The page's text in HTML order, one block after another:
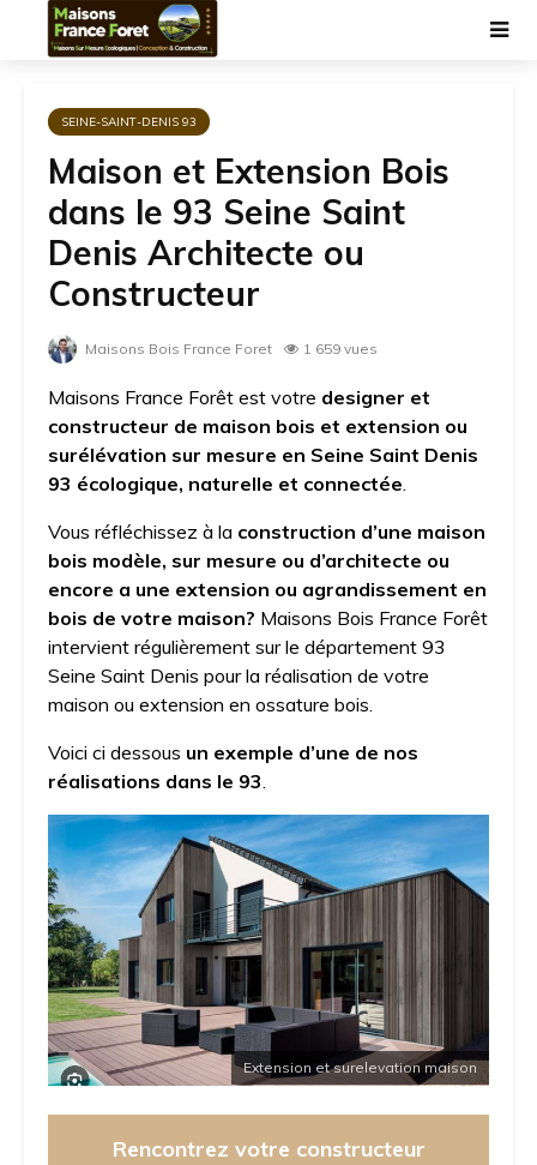
SEINE-SAINT-DENIS 93
Maison et Extension Bois
dans le 93 Seine Saint
Denis Architecte ou
Constructeur
Maisons Bois France Foret 1 659 vues
Maisons France Forêt est votre designer et
constructeur de maison bois et extension ou
surélévation sur mesure en Seine Saint Denis
93 écologique, naturelle et connectée
Vous réfléchissez à la construction d’une maison
bois modèle, sur mesure ou d’architecte ou
encore a une extension ou agrandissement en
bois de votre maison? Maisons Bois France Forêt
intervient régulièrement sur le département 93
Seine Saint Denis pour la réalisation de votre
maison ou extension en ossature bois.
Voici ci dessous un exemple d’une de nos
réalisations dans le 93
Extension et surelevation maison
Rencontrez votre constructeur